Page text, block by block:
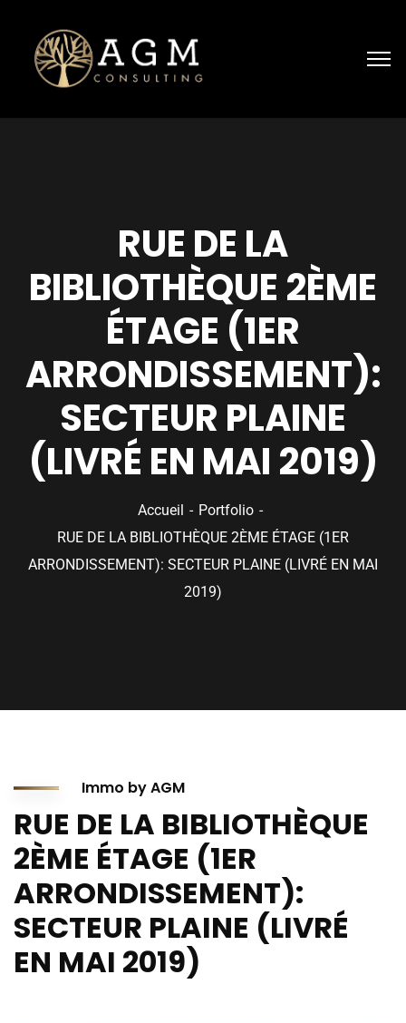
RUE DE LA
BIBLIOTHÈQUE 2ÈME
ÉTAGE (1ER
ARRONDISSEMENT):
SECTEUR PLAINE
(LIVRÉ EN MAI 2019)
Accueil
Portfolio
RUE DE LA BIBLIOTHÈQUE 2ÈME ÉTAGE (1ER
ARRONDISSEMENT): SECTEUR PLAINE (LIVRÉ EN MAI
2019)
Immo by AGM
RUE DE LA BIBLIOTHÈQUE
2ÈME ÉTAGE (1ER
ARRONDISSEMENT):
SECTEUR PLAINE (LIVRÉ
EN MAI 2019)